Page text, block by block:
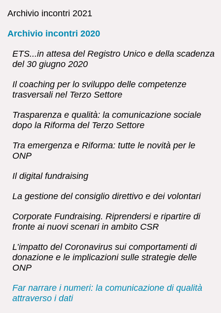
Archivio incontri 2021
Archivio incontri 2020
ETS...in attesa del Registro Unico e della scadenza
del 30 giugno 2020
Il coaching per lo sviluppo delle competenze
trasversali nel Terzo Settore
Trasparenza e qualità: la comunicazione sociale
dopo la Riforma del Terzo Settore
Tra emergenza e Riforma: tutte le novità per le
ONP
Il digital fundraising
La gestione del consiglio direttivo e dei volontari
Corporate Fundraising. Riprendersi e ripartire di
fronte ai nuovi scenari in ambito CSR
L’impatto del Coronavirus sui comportamenti di
donazione e le implicazioni sulle strategie delle
ONP
Far narrare i numeri: la comunicazione di qualità
attraverso i dati